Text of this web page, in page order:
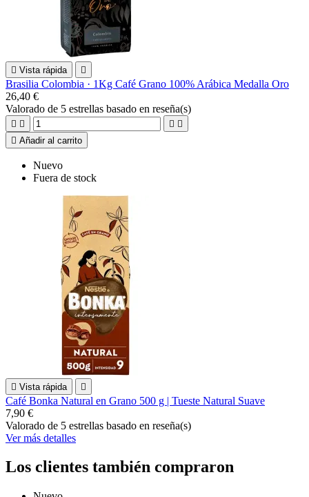
 Vista rápida 
Brasilia Colombia · 1Kg Café Grano 100% Arábica Medalla Oro
26,40 €
Valorado de 5 estrellas basado en reseña(s)
   
 Añadir al carrito
Nuevo
Fuera de stock
 Vista rápida 
Café Bonka Natural en Grano 500 g | Tueste Natural Suave
7,90 €
Valorado de 5 estrellas basado en reseña(s)
Ver más detalles
Los clientes también compraron